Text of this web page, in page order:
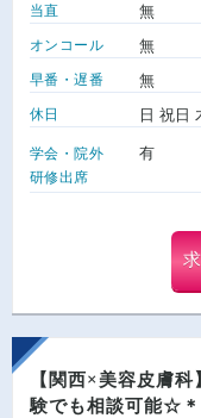
当直 無
オンコール 無
早番・遅番 無
休日 日 祝日
学会・院外
研修出席
有
【関西×美容皮膚
験でも相談可能☆